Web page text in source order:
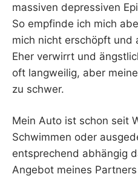
massiven depressiven
So empfinde ich mich
mich nicht erschöpft und
Eher verwirrt und
oft langweilig, aber
zu schwer.
Mein Auto ist schon seit
Schwimmen oder
entsprechend abhängig
Angebot meines